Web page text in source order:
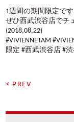
1週間の期間限定です
ぜひ西武渋谷店でチ
(2018,08,22)
#VIVIENNETAM
限定 #西武渋谷店 #渋
< PREV